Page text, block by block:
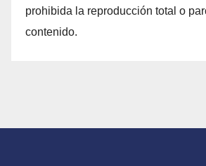
prohibida la reproducción total o
contenido.